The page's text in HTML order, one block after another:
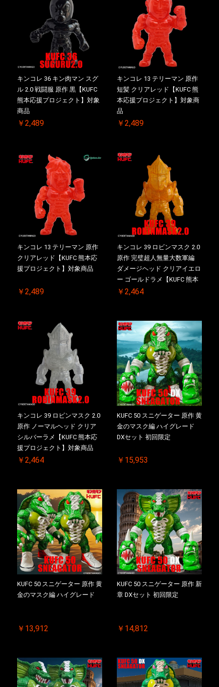
キンコレ 36 キン肉マン スグ
ル 2.0 戦闘服 原作 黒【KUFC
熊本応援プロジェクト】対象
商品
￥2,489
キンコレ 13 テリーマン 原作
短髪 クリアレッド【KUFC 熊
本応援プロジェクト】対象商
品
￥2,489
キンコレ 13 テリーマン 原作
クリアレッド【KUFC 熊本応
援プロジェクト】対象商品
￥2,489
キンコレ 39 ロビンマスク 2.0
原作 完璧超人無量大数軍編
ダメージヘッド クリアイエロ
ー ゴールドラメ【KUFC 熊本
応援プロジェクト】対象商品
￥2,464
キンコレ 39 ロビンマスク 2.0
原作 ノーマルヘッド クリア
シルバーラメ【KUFC 熊本応
援プロジェクト】対象商品
￥2,464
KUFC 50 スニゲーター 原作 黄
金のマスク編 ハイグレード
DXセット 初回限定
￥15,953
KUFC 50 スニゲーター 原作 黄
金のマスク編 ハイグレード
￥13,912
KUFC 50 スニゲーター 原作 新
章 DXセット 初回限定
￥14,812